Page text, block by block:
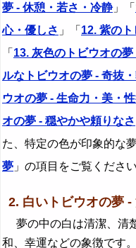
夢 - 休憩・若さ・冷静」「
心・優しさ 」「 12. 紫の
「 13. 灰色のトビウオの
ルなトビウオの夢 - 奇抜
ウオの夢 - 生命力・美・
オの夢 - 穏やかや頼りなさ
た、特定の色が印象的な
夢 」の項目をご覧ください
2. 白いトビウオの夢
夢の中の白は清潔、清
和、幸運などの象徴です